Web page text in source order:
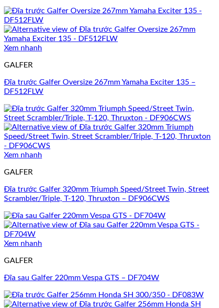
Xem nhanh
GALFER
Đĩa trước Galfer Oversize 267mm Yamaha Exciter 135 –
DF512FLW
Xem nhanh
GALFER
Đĩa trước Galfer 320mm Triumph Speed/Street Twin, Street
Scrambler/Triple, T-120, Thruxton – DF906CWS
Xem nhanh
GALFER
Đĩa sau Galfer 220mm Vespa GTS – DF704W